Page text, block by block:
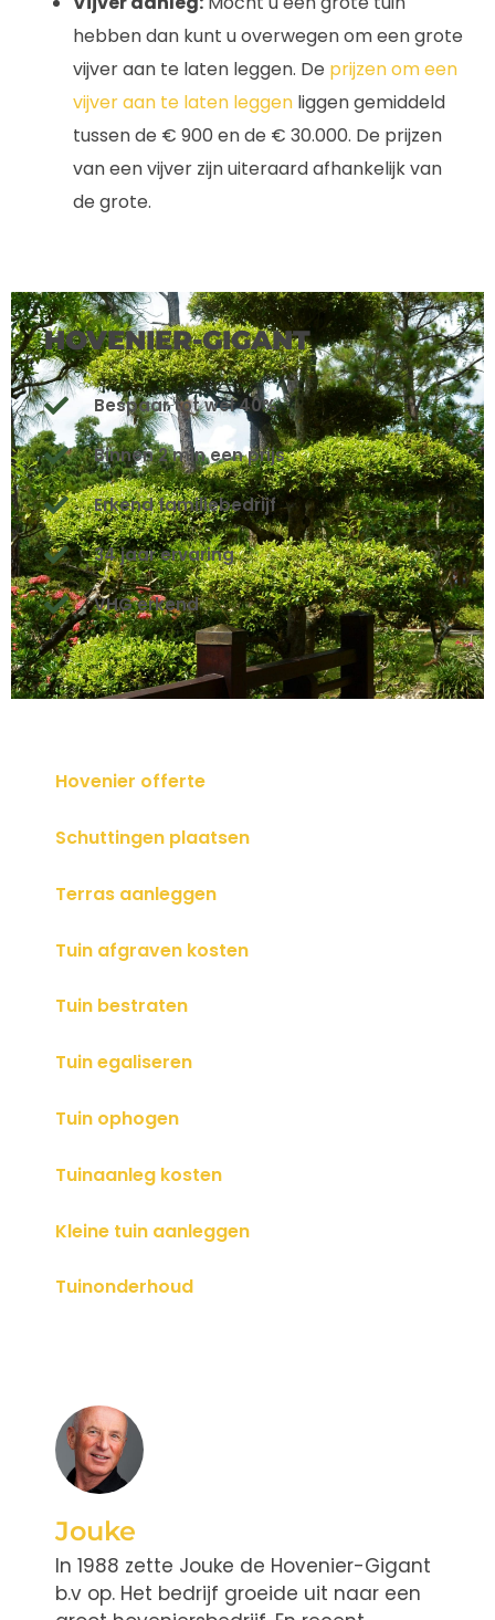
hebben dan kunt u overwegen om een grote
vijver aan te laten leggen. De prijzen om een
vijver aan te laten leggen liggen gemiddeld
tussen de € 900 en de € 30.000. De prijzen
van een vijver zijn uiteraard afhankelijk van
de grote.
HOVENIER-GIGANT
Bespaar tot wel 40%
Binnen 2 min een prijs
Erkend familiebedrijf
34 jaar ervaring
VHG erkend
Hovenier offerte
Schuttingen plaatsen
Terras aanleggen
Tuin afgraven kosten
Tuin bestraten
Tuin egaliseren
Tuin ophogen
Tuinaanleg kosten
Kleine tuin aanleggen
Tuinonderhoud
Jouke
In 1988 zette Jouke de Hovenier-Gigant
b.v op. Het bedrijf groeide uit naar een